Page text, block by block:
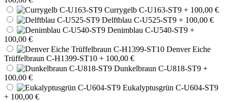
Currygelb C-U163-ST9 + 100,00 €
Delftblau C-U525-ST9 + 100,00 €
Denimblau C-U540-ST9 +
100,00 €
Denver Eiche
Trüffelbraun C-H1399-ST10 + 100,00 €
Dunkelbraun C-U818-ST9 +
100,00 €
Eukalyptusgrün C-U604-ST9
+ 100,00 €